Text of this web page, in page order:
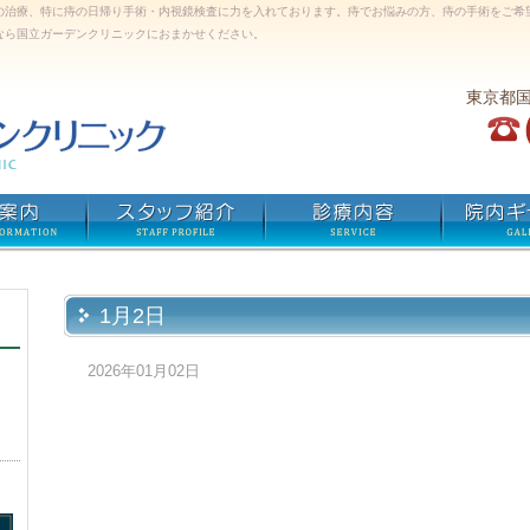
療、特に痔の日帰り手術・内視鏡検査に力を入れております。痔でお悩みの方、痔の手術をご
国立ガーデンクリニックにおまかせください。
東京都
1月2日
2026年01月02日